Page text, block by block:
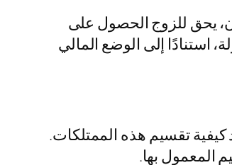
يحق للزوج الحصول على
استنادًا إلى الوضع المالي
كيفية تقسيم هذه الممتلكات.
المعمول بها.